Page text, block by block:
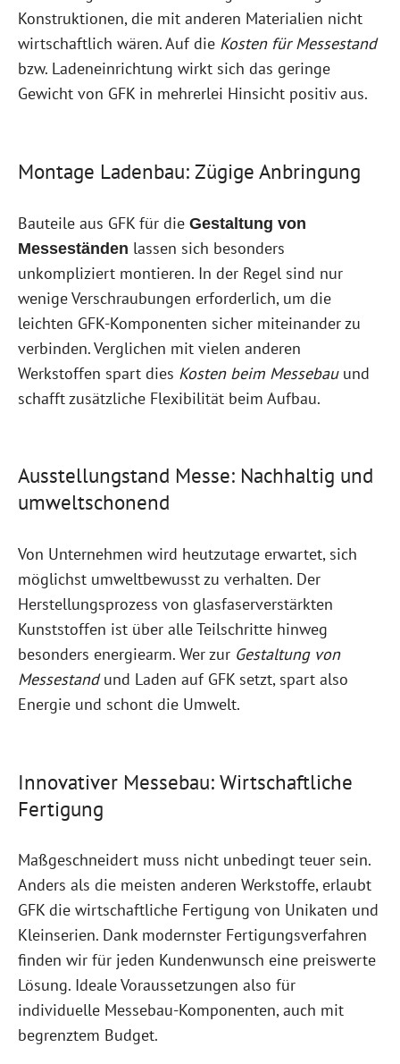
Konstruktionen, die mit anderen Materialien nicht
wirtschaftlich wären. Auf die Kosten für Messestand
bzw. Ladeneinrichtung wirkt sich das geringe
Gewicht von GFK in mehrerlei Hinsicht positiv aus.
Montage Ladenbau: Zügige Anbringung
Bauteile aus GFK für die Gestaltung von
Messeständen lassen sich besonders
unkompliziert montieren. In der Regel sind nur
wenige Verschraubungen erforderlich, um die
leichten GFK-Komponenten sicher miteinander zu
verbinden. Verglichen mit vielen anderen
Werkstoffen spart dies Kosten beim Messebauund
schafft zusätzliche Flexibilität beim Aufbau.
Ausstellungstand Messe: Nachhaltig und
umweltschonend
Von Unternehmen wird heutzutage erwartet, sich
möglichst umweltbewusst zu verhalten. Der
Herstellungsprozess von glasfaserverstärkten
Kunststoffen ist über alle Teilschritte hinweg
besonders energiearm. Wer zur Gestaltung von
Messestandund Laden auf GFK setzt, spart also
Energie und schont die Umwelt.
Innovativer Messebau: Wirtschaftliche
Fertigung
Maßgeschneidert muss nicht unbedingt teuer sein.
Anders als die meisten anderen Werkstoffe, erlaubt
GFK die wirtschaftliche Fertigung von Unikaten und
Kleinserien. Dank modernster Fertigungsverfahren
finden wir für jeden Kundenwunsch eine preiswerte
Lösung. Ideale Voraussetzungen also für
individuelle Messebau-Komponenten, auch mit
begrenztem Budget.